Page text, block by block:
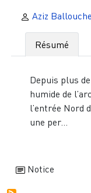
Aziz Ballouche
Résumé
Depuis plus
humide de
l’entrée Nord
une per...
Notice